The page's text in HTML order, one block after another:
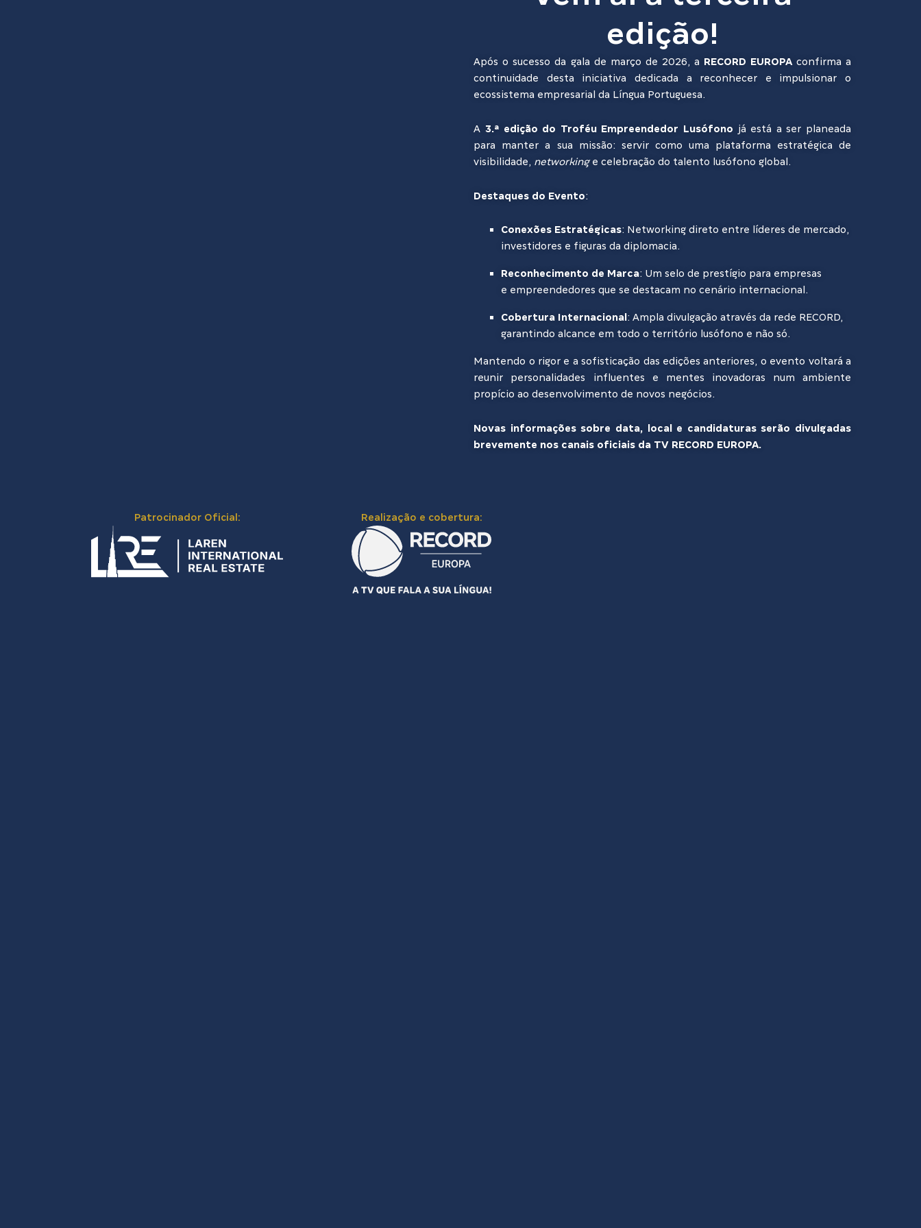
edição!
Após o sucesso da gala de março de 2026, a RECORD EUROPAconfirma a
continuidade desta iniciativa dedicada a reconhecer e impulsionar o
ecossistema empresarial da Língua Portuguesa.
A 3.ª edição do Troféu Empreendedor Lusófono já está a ser planeada
para manter a sua missão: servir como uma plataforma estratégica de
visibilidade, networkinge celebração do talento lusófono global.
Destaques do Evento:
Conexões Estratégicas: Networking direto entre líderes de mercado,
investidores e figuras da diplomacia.
Reconhecimento de Marca: Um selo de prestígio para empresas
e empreendedores que se destacam no cenário internacional.
Cobertura Internacional: Ampla divulgação através da rede RECORD,
garantindo alcance em todo o território lusófono e não só.
Mantendo o rigor e a sofisticação das edições anteriores, o evento voltará a
reunir personalidades influentes e mentes inovadoras num ambiente
propício ao desenvolvimento de novos negócios.
Novas informações sobre data, local e candidaturas serão divulgadas
brevemente nos canais oficiais da TV RECORD EUROPA.
Patrocinador Oficial: Realização e cobertura: